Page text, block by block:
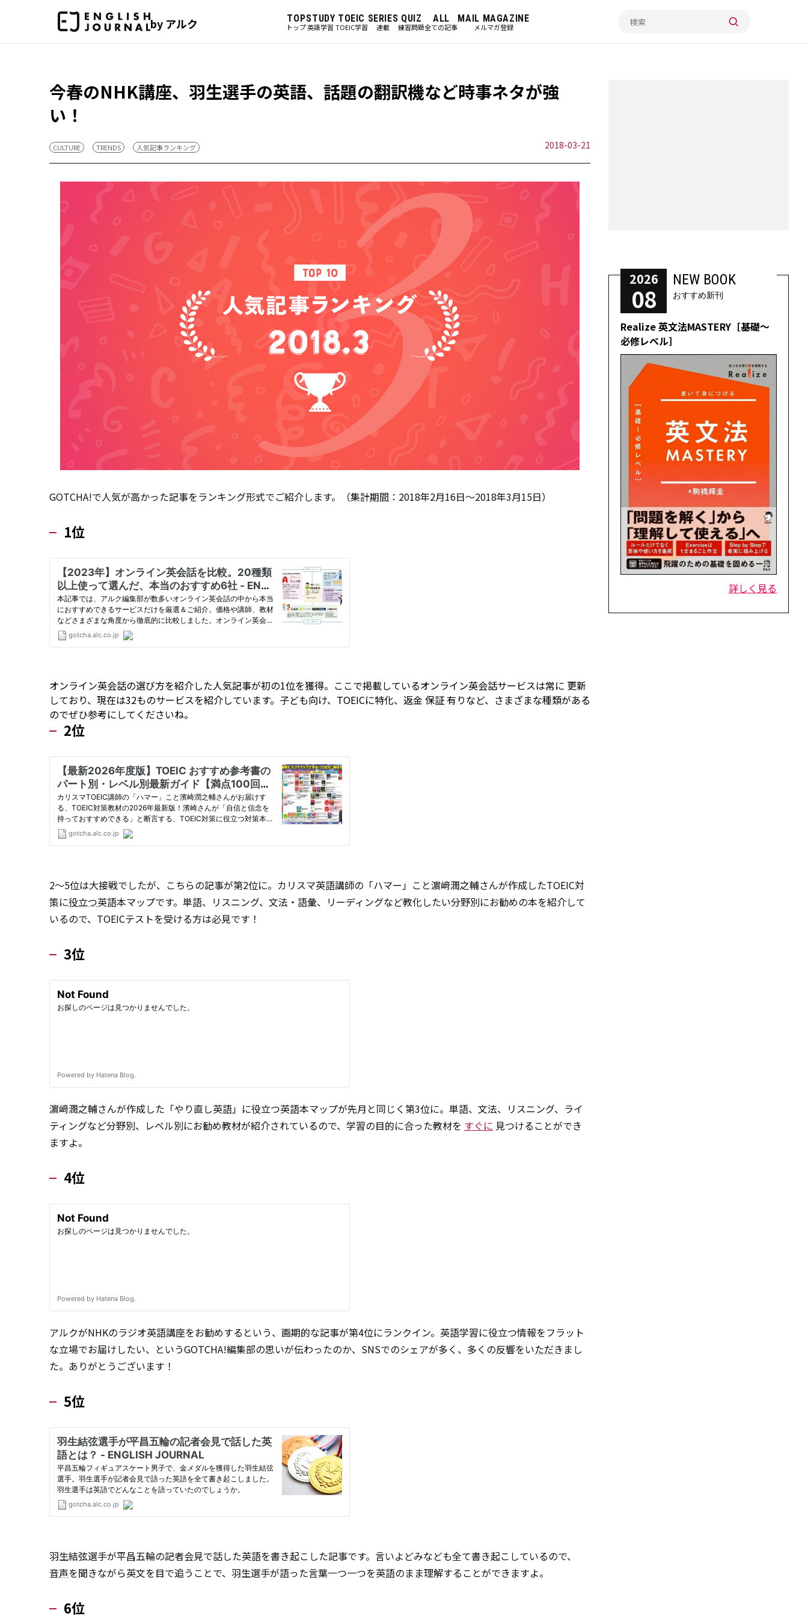
by アルク TOP
トップ
STUDY
英語学習
TOEIC
TOEIC学習
SERIES
連載
QUIZ
練習問題
ALL
全ての記事
MAIL MAGAZINE
メルマガ登録
今春のNHK講座、羽生選手の英語、話題の翻訳機など時事ネタが強
い！
CULTURE TRENDS 人気記事ランキング 2018-03-21
GOTCHA!で人気が高かった記事をランキング形式でご紹介します。（集計期間 ：2018年2月16日～2018年3月15日）
1位
オンライン英会話の選び方を紹介した人気記事が初の1位を獲得。ここで掲載しているオンライン英会話サービスは常に 更新
しており、現在は32ものサービスを紹介しています。子ども向け、TOEICに特化、返金 保証 有りなど、さまざまな種類がある
のでぜひ参考にしてくださいね。
2位
2～5位は大接戦でしたが、こちらの記事が第2位に。カリスマ英語講師の「ハマー」こと濵﨑潤之輔さんが作成したTOEIC対
策に役立つ英語本マップです。単語、リスニング、文法・語彙、リーディングなど教化したい分野別にお勧めの本を紹介して
いるので、TOEICテストを受ける方は必見です！
3位
濵﨑潤之輔さんが作成した「やり直し英語」に役立つ英語本マップが先月と同じく第3位に。単語、文法、リスニング、ライ
ティングなど分野別、レベル別にお勧め教材が紹介されているので、学習の目的に合った教材を すぐに 見つけることができ
ますよ。
4位
アルクがNHKのラジオ英語講座をお勧めするという、画期的な記事が第4位にランクイン。英語学習に役立つ情報をフラット
な立場でお届けしたい、というGOTCHA!編集部の思いが伝わったのか、SNSでのシェアが多く、多くの反響をいただきまし
た。ありがとうございます！
5位
羽生結弦選手が平昌五輪の記者会見で話した英語を書き起こした記事です。言いよどみなども全て書き起こしているので、
音声を聞きながら英文を目で追うことで、羽生選手が語った言葉一つ一つを英語のまま理解することができますよ。
6位
2026
08
NEW BOOK
おすすめ新刊
Realize 英文法MASTERY［基礎～
必修レベル］
詳しく見る